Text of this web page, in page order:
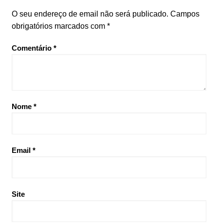
O seu endereço de email não será publicado. Campos
obrigatórios marcados com *
Comentário *
Nome *
Email *
Site